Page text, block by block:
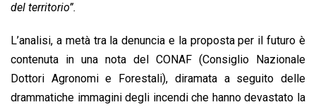
del territorio”.
L’analisi, a metà tra la denuncia e la proposta per il futuro è
contenuta in una nota del CONAF (Consiglio Nazionale
Dottori Agronomi e Forestali), diramata a seguito delle
drammatiche immagini degli incendi che hanno devastato la